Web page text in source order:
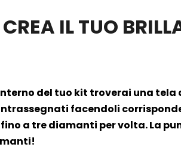
IL TUO
del tuo kit troverai una
facendoli
a tre diamanti per volta. La